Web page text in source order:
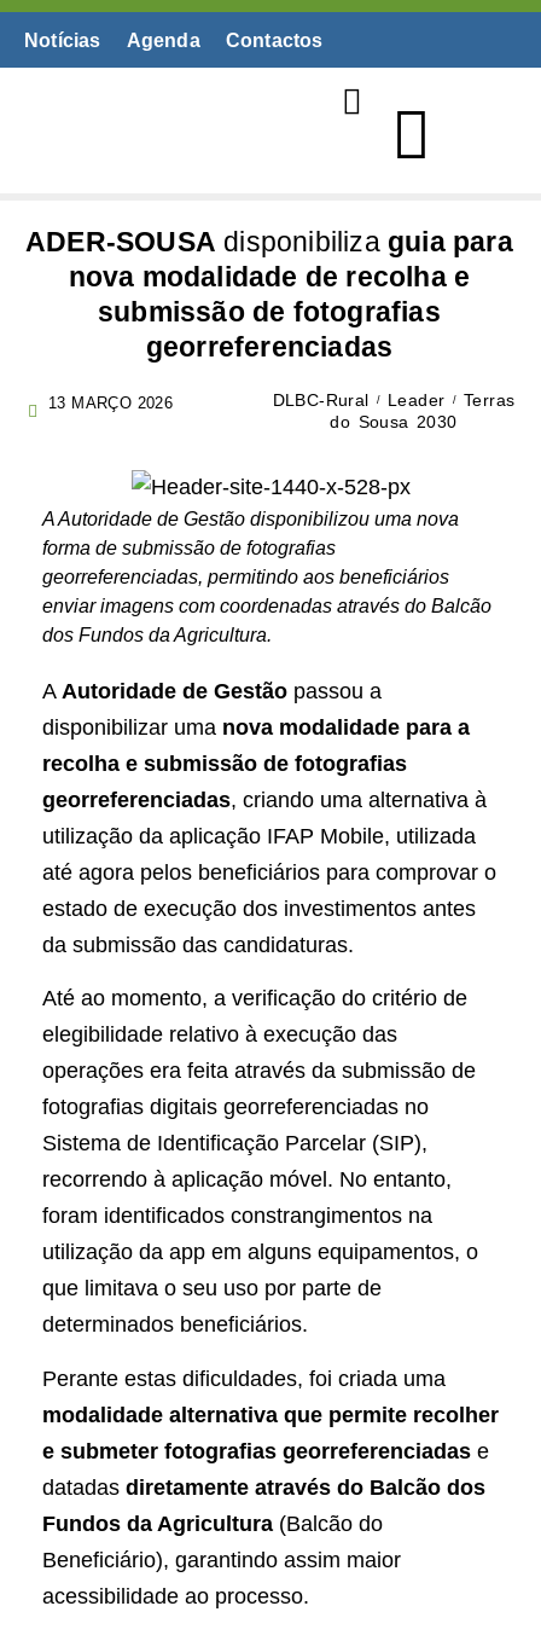
Notícias Agenda Contactos
ADER-SOUSA disponibiliza guia para
nova modalidade de recolha e
submissão de fotografias
georreferenciadas
13 MARÇO 2026 DLBC-Rural Leader
Terras
do Sousa 2030
A Autoridade de Gestão disponibilizou uma nova
forma de submissão de fotografias
georreferenciadas, permitindo aos beneficiários
enviar imagens com coordenadas através do Balcão
dos Fundos da Agricultura.
A Autoridade de Gestão passou a
disponibilizar uma nova modalidade para a
recolha e submissão de fotografias
georreferenciadas, criando uma alternativa à
utilização da aplicação IFAP Mobile, utilizada
até agora pelos beneficiários para comprovar o
estado de execução dos investimentos antes
da submissão das candidaturas.
Até ao momento, a verificação do critério de
elegibilidade relativo à execução das
operações era feita através da submissão de
fotografias digitais georreferenciadas no
Sistema de Identificação Parcelar (SIP),
recorrendo à aplicação móvel. No entanto,
foram identificados constrangimentos na
utilização da app em alguns equipamentos, o
que limitava o seu uso por parte de
determinados beneficiários.
Perante estas dificuldades, foi criada uma
modalidade alternativa que permite recolher
e submeter fotografias georreferenciadas e
datadas diretamente através do Balcão dos
Fundos da Agricultura (Balcão do
Beneficiário), garantindo assim maior
acessibilidade ao processo.